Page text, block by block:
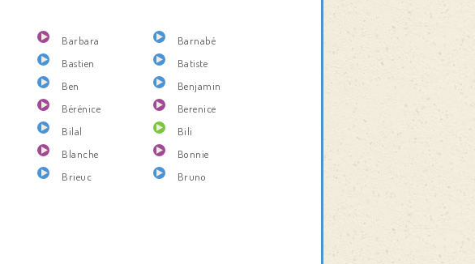
Barbara
Barnabé
Bastien
Batiste
Ben
Benjamin
Bérénice
Berenice
Bilal
Bili
Blanche
Bonnie
Brieuc
Bruno